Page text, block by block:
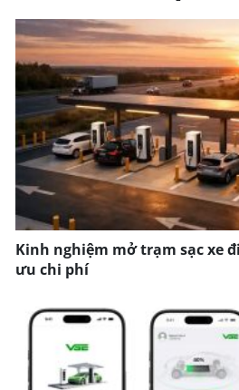
Kinh nghiệm mở trạm sạc xe
ưu chi phí